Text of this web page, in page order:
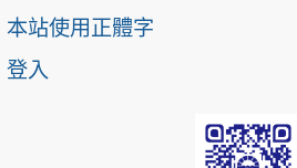
本站使用正體字
登入